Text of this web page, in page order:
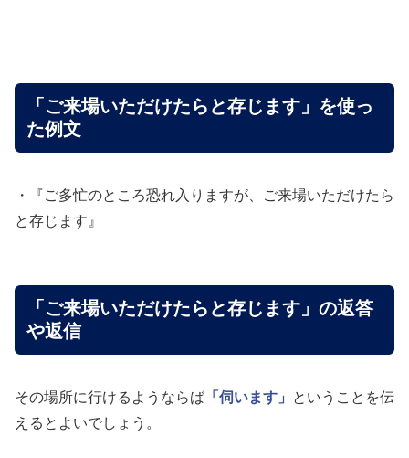
「ご来場いただけたらと存じます」を使っ
た例文
・『ご多忙のところ恐れ入りますが、ご来場いただけたら
と存じます』
「ご来場いただけたらと存じます」の返答
や返信
その場所に行けるようならば 「伺います」
ということを伝
えるとよいでしょう。